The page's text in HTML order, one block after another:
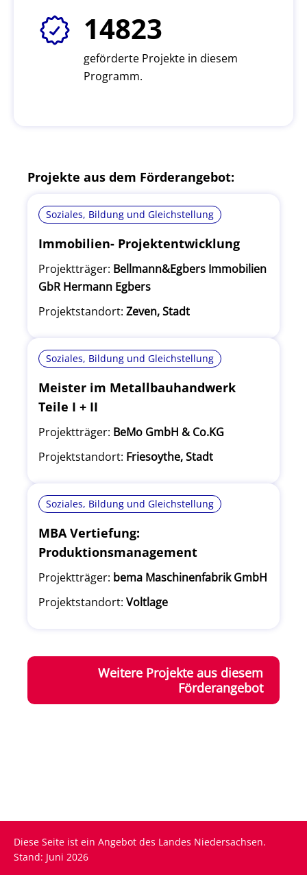
14823
geförderte Projekte in diesem
Programm.
Projekte aus dem Förderangebot:
Soziales, Bildung und Gleichstellung
Immobilien- Projektentwicklung
Projektträger: Bellmann&Egbers Immobilien
GbR Hermann Egbers
Projektstandort: Zeven, Stadt
Soziales, Bildung und Gleichstellung
Meister im Metallbauhandwerk
Teile I + II
Projektträger: BeMo GmbH & Co.KG
Projektstandort: Friesoythe, Stadt
Soziales, Bildung und Gleichstellung
MBA Vertiefung:
Produktionsmanagement
Projektträger: bema Maschinenfabrik GmbH
Projektstandort: Voltlage
Weitere Projekte aus diesem
Förderangebot
Diese Seite ist ein Angebot des Landes Niedersachsen.
Stand: Juni 2026